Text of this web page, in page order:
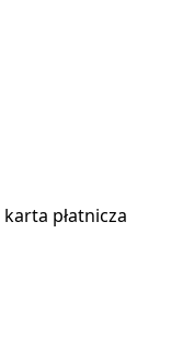
płatnicza